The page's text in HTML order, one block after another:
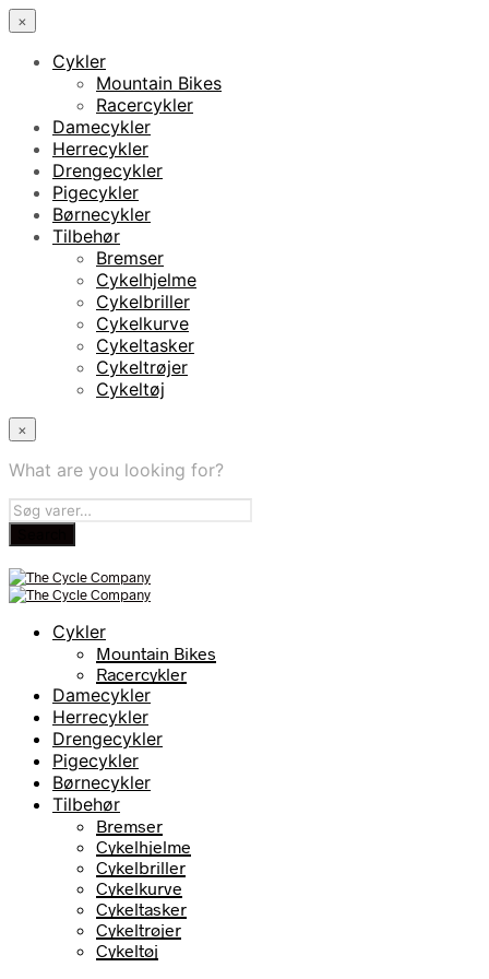
×
Cykler
Mountain Bikes
Racercykler
Damecykler
Herrecykler
Drengecykler
Pigecykler
Børnecykler
Tilbehør
Bremser
Cykelhjelme
Cykelbriller
Cykelkurve
Cykeltasker
Cykeltrøjer
Cykeltøj
×
What are you looking for?
Cykler
Mountain Bikes
Racercykler
Damecykler
Herrecykler
Drengecykler
Pigecykler
Børnecykler
Tilbehør
Bremser
Cykelhjelme
Cykelbriller
Cykelkurve
Cykeltasker
Cykeltrøjer
Cykeltøj